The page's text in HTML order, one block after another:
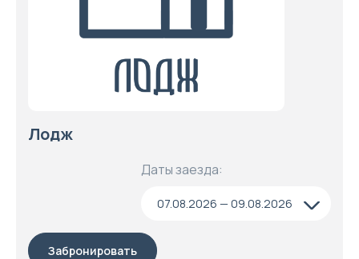
Лодж
Даты заезда:
07.08.2026 — 09.08.2026
Забронировать